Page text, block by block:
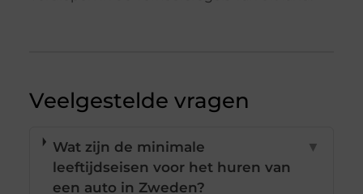
Veelgestelde vragen
Wat zijn de minimale
leeftijdseisen voor het huren van
een auto in Zweden?
▼